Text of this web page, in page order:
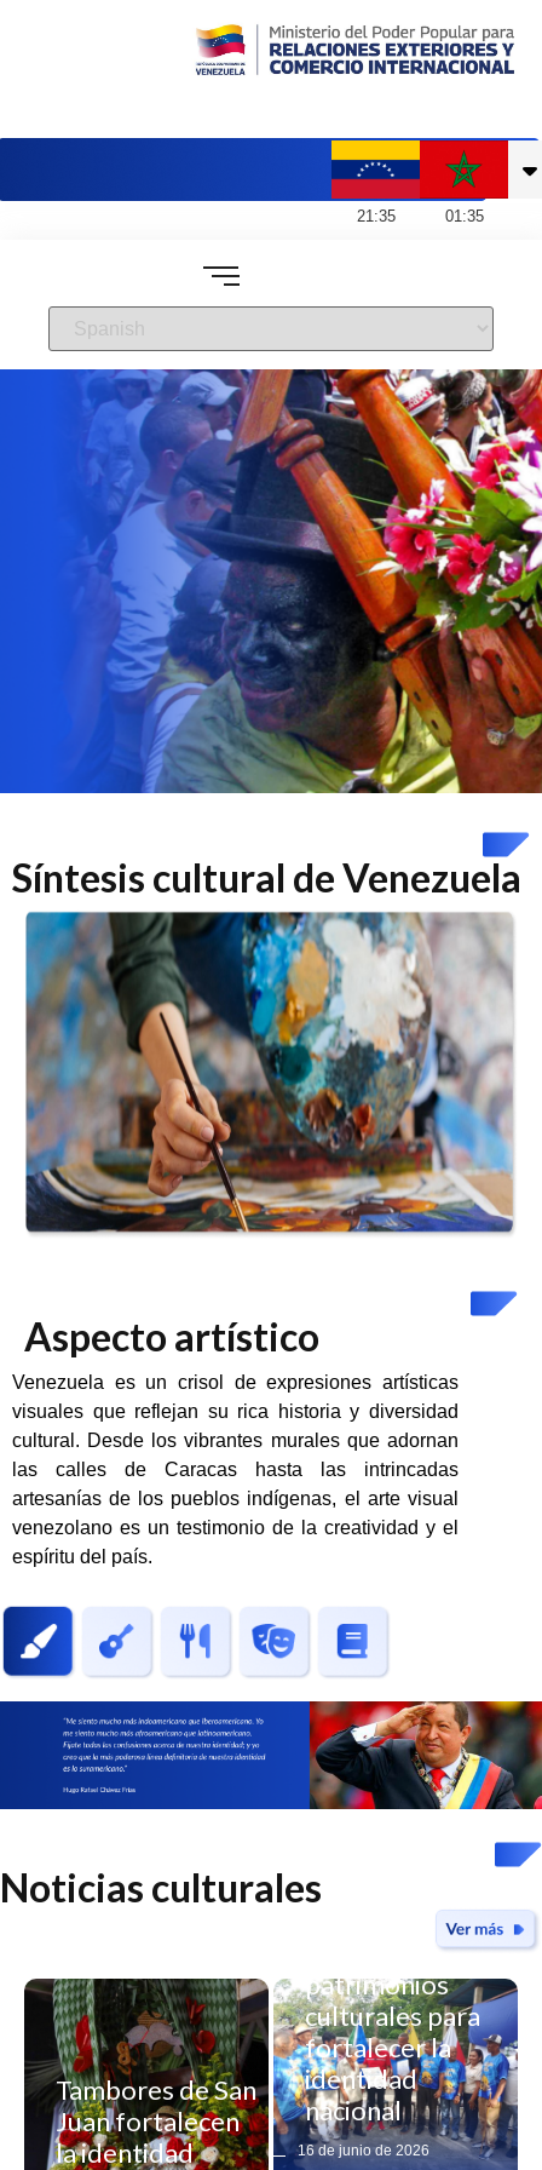
21 :35 01 :35
Síntesis cultural de Venezuela
Aspecto artístico
Venezuela es un crisol de expresiones artísticas
visuales que reflejan su rica historia y diversidad
cultural. Desde los vibrantes murales que adornan
las calles de Caracas hasta las intrincadas
artesanías de los pueblos indígenas, el arte visual
venezolano es un testimonio de la creatividad y el
espíritu del país.
Noticias culturales
Tambores de San
Juan fortalecen
la identidad
Yaracuy declara
patrimonios
culturales para
fortalecer la
identidad
nacional
16 de junio de 2026
Registro